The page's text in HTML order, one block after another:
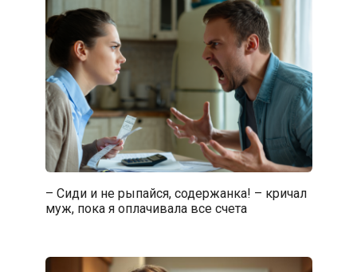
– Сиди и не рыпайся, содержанка! – кричал
муж, пока я оплачивала все счета